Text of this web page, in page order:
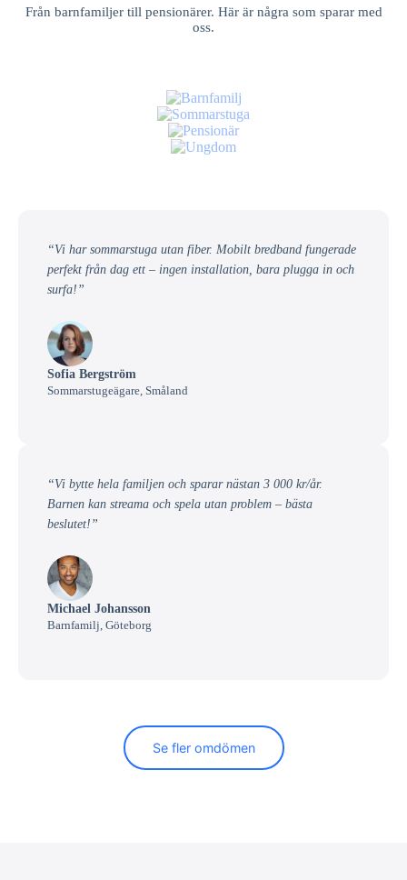
Från barnfamiljer till pensionärer. Här är några som sparar med
oss.
“Vi har sommarstuga utan fiber. Mobilt bredband fungerade
perfekt från dag ett – ingen installation, bara plugga in och
surfa!”
Sofia Bergström
Sommarstugeägare, Småland
“Vi bytte hela familjen och sparar nästan 3 000 kr/år.
Barnen kan streama och spela utan problem – bästa
beslutet!”
Michael Johansson
Barnfamilj, Göteborg
Se fler omdömen